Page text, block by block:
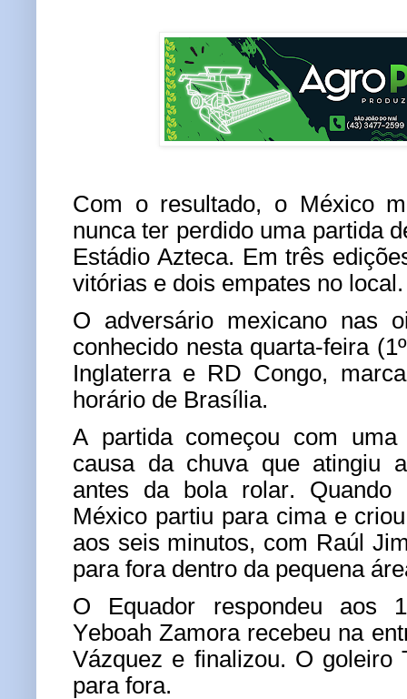
Com o resultado, o México
nunca ter perdido uma partida
Estádio Azteca. Em três
vitórias e dois empates no local.
O adversário mexicano nas
conhecido nesta quarta-feira
Inglaterra e RD Congo,
horário de Brasília.
A partida começou com
causa da chuva que atingiu
antes da bola rolar.
México partiu para cima e
aos seis minutos, com Raúl
para fora dentro da pequena
O Equador respondeu aos
Yeboah Zamora recebeu na
Vázquez e finalizou. O goleiro
para fora.